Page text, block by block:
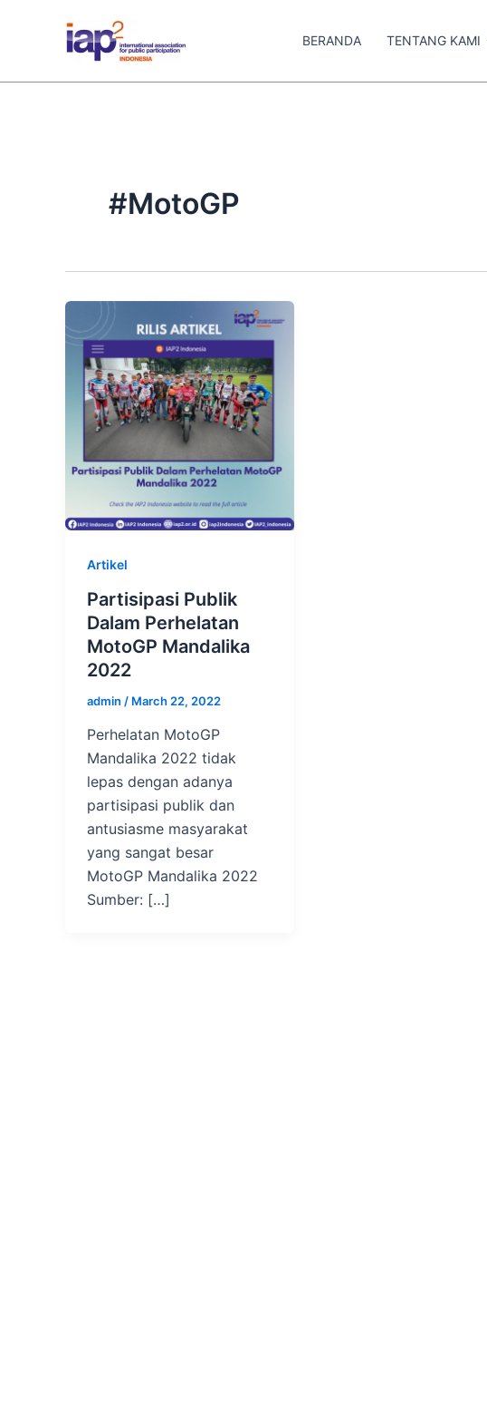
BERANDA TENTANG KAMI
#MotoGP
Artikel
Partisipasi Publik
Dalam Perhelatan
MotoGP Mandalika
2022
admin / March 22, 2022
Perhelatan MotoGP
Mandalika 2022 tidak
lepas dengan adanya
partisipasi publik dan
antusiasme masyarakat
yang sangat besar
MotoGP Mandalika 2022
Sumber: […]